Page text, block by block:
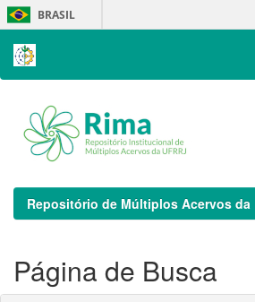
Skip
navigation
BRASIL
Repositório de Múltiplos Acervos da
Página de Busca